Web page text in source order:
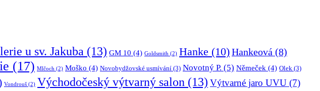
u sv. Jakuba (13) GM 10 (4) Goldsmith (2) Hanke (10)Hankeová (8)
(17) Mlčoch (2) Moško (4) Novobydžovské usmívání (3) Novotný P. (5) Němeček (4) Olek (3)
Vondrouš (2) Východočeský výtvarný salon (13) Výtvarné jaro UVU (7)